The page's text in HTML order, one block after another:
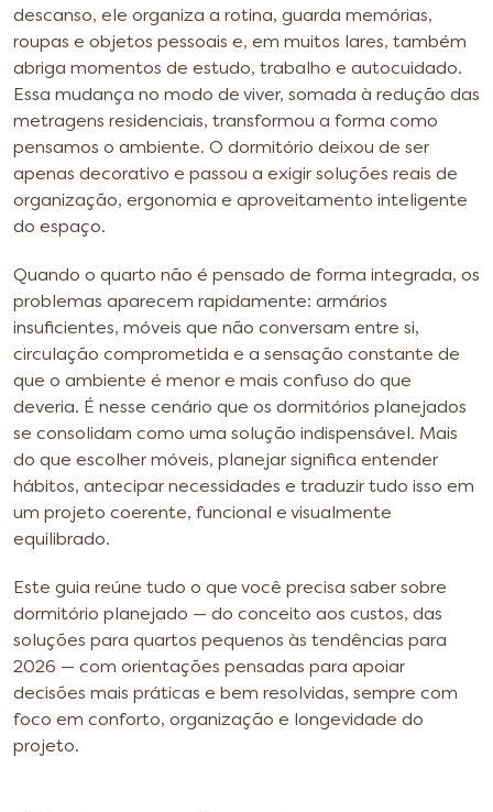
descanso, ele organiza a rotina, guarda memórias,
roupas e objetos pessoais e, em muitos lares, também
abriga momentos de estudo, trabalho e autocuidado.
Essa mudança no modo de viver, somada à redução das
metragens residenciais, transformou a forma como
pensamos o ambiente. O dormitório deixou de ser
apenas decorativo e passou a exigir soluções reais de
organização, ergonomia e aproveitamento inteligente
do espaço.
Quando o quarto não é pensado de forma integrada, os
problemas aparecem rapidamente: armários
insuficientes, móveis que não conversam entre si,
circulação comprometida e a sensação constante de
que o ambiente é menor e mais confuso do que
deveria. É nesse cenário que os dormitórios planejados
se consolidam como uma solução indispensável. Mais
do que escolher móveis, planejar significa entender
hábitos, antecipar necessidades e traduzir tudo isso em
um projeto coerente, funcional e visualmente
equilibrado.
Este guia reúne tudo o que você precisa saber sobre
dormitório planejado — do conceito aos custos, das
soluções para quartos pequenos às tendências para
2026 — com orientações pensadas para apoiar
decisões mais práticas e bem resolvidas, sempre com
foco em conforto, organização e longevidade do
projeto.